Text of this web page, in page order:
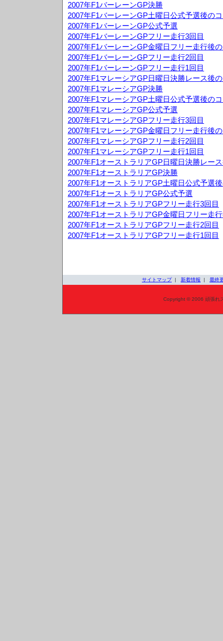
2007年F1バーレーンGP決勝
2007年F1バーレーンGP土曜日公式予選後の
2007年F1バーレーンGP公式予選
2007年F1バーレーンGPフリー走行3回目
2007年F1バーレーンGP金曜日フリー走行後
2007年F1バーレーンGPフリー走行2回目
2007年F1バーレーンGPフリー走行1回目
2007年F1マレーシアGP日曜日決勝レース後
2007年F1マレーシアGP決勝
2007年F1マレーシアGP土曜日公式予選後の
2007年F1マレーシアGP公式予選
2007年F1マレーシアGPフリー走行3回目
2007年F1マレーシアGP金曜日フリー走行後
2007年F1マレーシアGPフリー走行2回目
2007年F1マレーシアGPフリー走行1回目
2007年F1オーストラリアGP日曜日決勝レー
2007年F1オーストラリアGP決勝
2007年F1オーストラリアGP土曜日公式予選
2007年F1オーストラリアGP公式予選
2007年F1オーストラリアGPフリー走行3回目
2007年F1オーストラリアGP金曜日フリー走
2007年F1オーストラリアGPフリー走行2回目
2007年F1オーストラリアGPフリー走行1回目
サイトマップ| 新着情報 | 最終
Copyright © 2006 頑張れ